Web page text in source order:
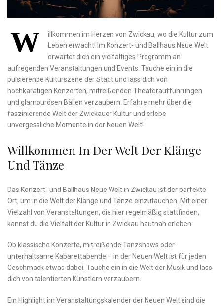
W
illkommen⁤ im⁤ Herzen von Zwickau, wo die Kultur zum
Leben erwacht! Im Konzert-⁢ und Ballhaus Neue Welt
erwartet dich ein vielfältiges⁤ Programm an
aufregenden Veranstaltungen​ und ‍Events. Tauche ein ‌in die
pulsierende ‍Kulturszene​ der ⁣Stadt und lass dich von
⁤hochkarätigen Konzerten, mitreißenden Theateraufführungen
und glamourösen Bällen‍ verzaubern. ‍Erfahre mehr über die
⁢faszinierende Welt der Zwickauer Kultur und ‍erlebe
unvergessliche Momente in der Neuen ⁢Welt!
Willkommen In Der Welt Der Klänge
Und Tänze
Das Konzert- und Ballhaus ⁤Neue Welt ‌in Zwickau ist der perfekte
Ort, um in die Welt ‌der Klänge und⁣ Tänze einzutauchen. Mit einer
Vielzahl von Veranstaltungen, die hier regelmäßig​ stattfinden,
kannst du die Vielfalt ⁣der Kultur in Zwickau‍ hautnah erleben.
Ob klassische Konzerte, mitreißende Tanzshows oder⁣
unterhaltsame⁢ Kabarettabende – in der‌ Neuen⁤ Welt ist für jeden
Geschmack etwas dabei. Tauche ein in die Welt der Musik ​und lass
dich ‍von talentierten Künstlern verzaubern.
Ein ⁣Highlight im Veranstaltungskalender der Neuen Welt sind die